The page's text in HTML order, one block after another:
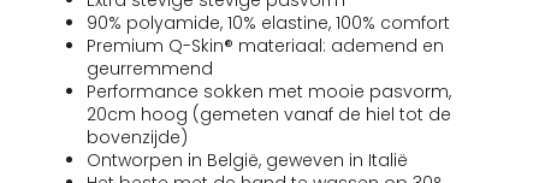
90% polyamide, 10% elastine, 100% comfort
Premium Q-Skin® materiaal: ademend en
geurremmend
Performance sokken met mooie pasvorm,
20cm hoog (gemeten vanaf de hiel tot de
bovenzijde)
Ontworpen in België, geweven in Italië